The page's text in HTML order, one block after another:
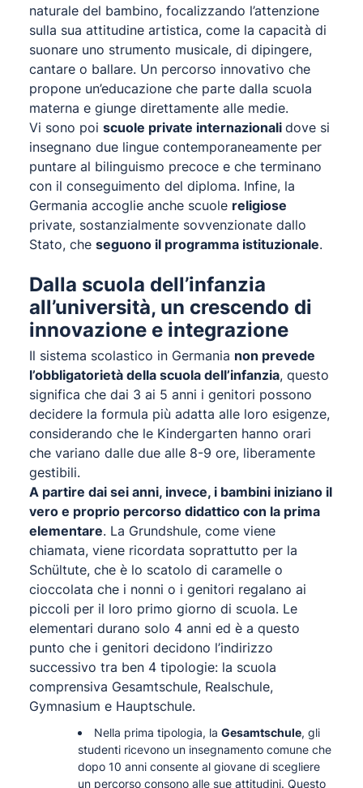
naturale del bambino, focalizzando l’attenzione
sulla sua attitudine artistica, come la capacità di
suonare uno strumento musicale, di dipingere,
cantare o ballare. Un percorso innovativo che
propone un’educazione che parte dalla scuola
materna e giunge direttamente alle medie.
Vi sono poi scuole private internazionali dove si
insegnano due lingue contemporaneamente per
puntare al bilinguismo precoce e che terminano
con il conseguimento del diploma. Infine, la
Germania accoglie anche scuole religiose
private, sostanzialmente sovvenzionate dallo
Stato, che seguono il programma istituzionale.
Dalla scuola dell’infanzia
all’università, un crescendo di
innovazione e integrazione
Il sistema scolastico in Germania non prevede
l’obbligatorietà della scuola dell’infanzia, questo
significa che dai 3 ai 5 anni i genitori possono
decidere la formula più adatta alle loro esigenze,
considerando che le Kindergarten hanno orari
che variano dalle due alle 8-9 ore, liberamente
gestibili.
A partire dai sei anni, invece, i bambini iniziano il
vero e proprio percorso didattico con la prima
elementare. La Grundshule, come viene
chiamata, viene ricordata soprattutto per la
Schültute, che è lo scatolo di caramelle o
cioccolata che i nonni o i genitori regalano ai
piccoli per il loro primo giorno di scuola. Le
elementari durano solo 4 anni ed è a questo
punto che i genitori decidono l’indirizzo
successivo tra ben 4 tipologie: la scuola
comprensiva Gesamtschule, Realschule,
Gymnasium e Hauptschule.
Nella prima tipologia, la Gesamtschule, gli
studenti ricevono un insegnamento comune che
dopo 10 anni consente al giovane di scegliere
un percorso consono alle sue attitudini. Questo